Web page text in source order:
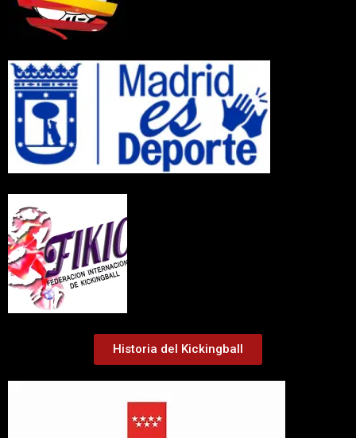
Historia del Kickingball